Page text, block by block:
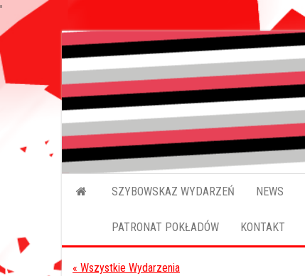
'
do
treści
SZYBOWSKAZ WYDARZEŃ NEWS
PATRONAT POKŁADÓW KONTAKT
« Wszystkie Wydarzenia